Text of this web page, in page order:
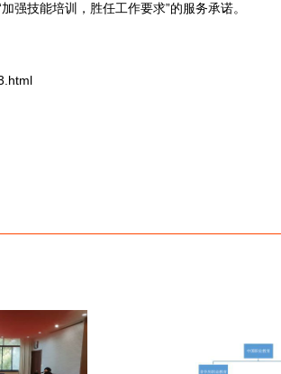
强技能培训，胜任工作要求”的服务承诺。